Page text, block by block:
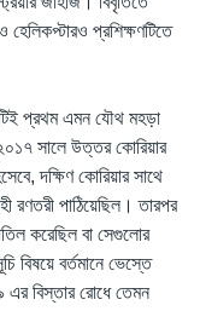
হেলিকপ্টারও প্রশিক্ষণটিতে
প্রথম এমন যৌথ মহড়া
সালে উত্তর কোরিয়ার
দক্ষিণ কোরিয়ার সাথে
রণতরী পাঠিয়েছিল। তারপর
করেছিল বা সেগুলোর
বিষয়ে বর্তমানে ভেস্তে
এর বিস্তার রোধে তেমন